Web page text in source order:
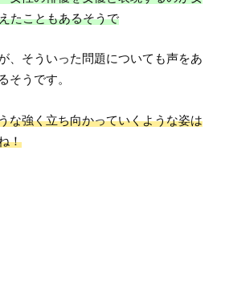
たこともあるそうで
、そういった問題についても声をあ
そうです。
な強く立ち向かっていくような姿は
！